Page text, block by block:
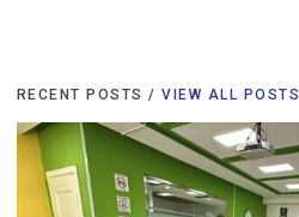
RECENT POSTS / VIEW ALL POSTS